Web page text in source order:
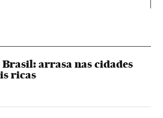
arrasa nas cidades
ricas